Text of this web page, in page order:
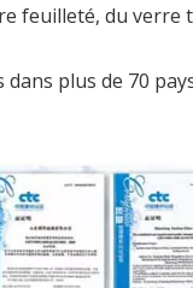
feuilleté, du verre
plus de 70